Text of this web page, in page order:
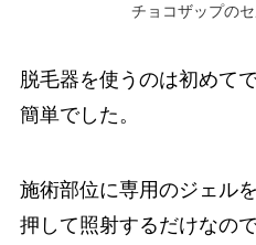
チョコザップの
脱毛器を使うのは初めて
簡単でした。
施術部位に専用のジェル
押して照射するだけなの